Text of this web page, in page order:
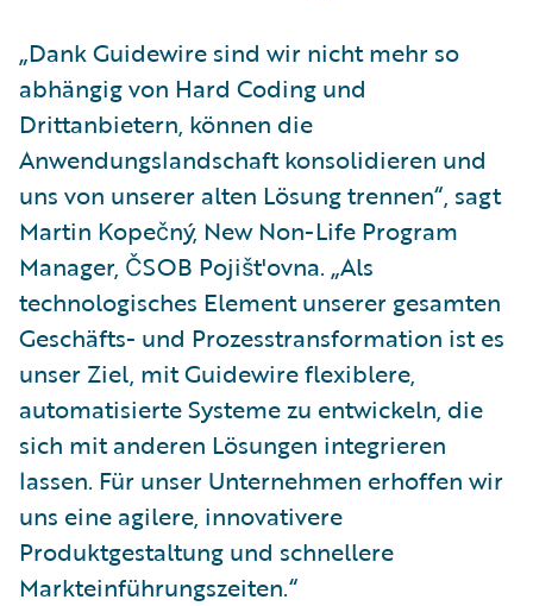
„Dank Guidewire sind wir nicht mehr so
abhängig von Hard Coding und
Drittanbietern, können die
Anwendungslandschaft konsolidieren und
uns von unserer alten Lösung trennen“, sagt
Martin Kopečný, New Non-Life Program
Manager, ČSOB Pojišt'ovna. „Als
technologisches Element unserer gesamten
Geschäfts- und Prozesstransformation ist es
unser Ziel, mit Guidewire flexiblere,
automatisierte Systeme zu entwickeln, die
sich mit anderen Lösungen integrieren
lassen. Für unser Unternehmen erhoffen wir
uns eine agilere, innovativere
Produktgestaltung und schnellere
Markteinführungszeiten.“